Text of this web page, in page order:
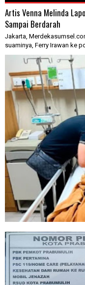
Artis Venna Melinda
Sampai Berdarah
Jakarta,
suaminya, Ferry Irawan ke